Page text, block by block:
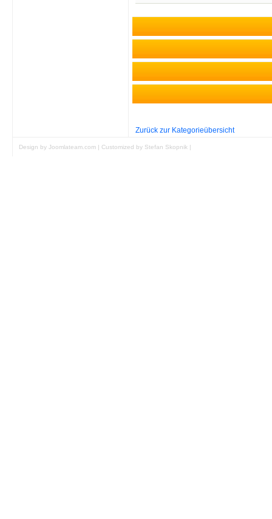
Zurück zur Kategorieübersicht
Design by Joomlateam.com | Customized by Stefan Skopnik |